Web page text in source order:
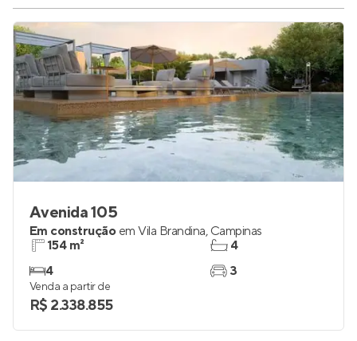
Avenida 105
Em construção em Vila Brandina, Campinas
154 m²
4
4
3
Venda a partir de
R$ 2.338.855